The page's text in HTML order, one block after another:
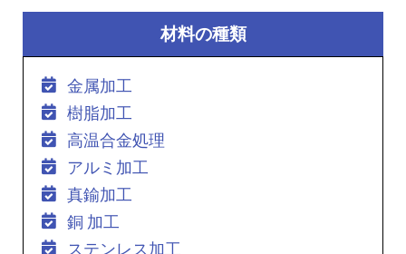
材料の種類
金属加工
樹脂加工
高温合金処理
アルミ加工
真鍮加工
銅 加工
ステンレス加工